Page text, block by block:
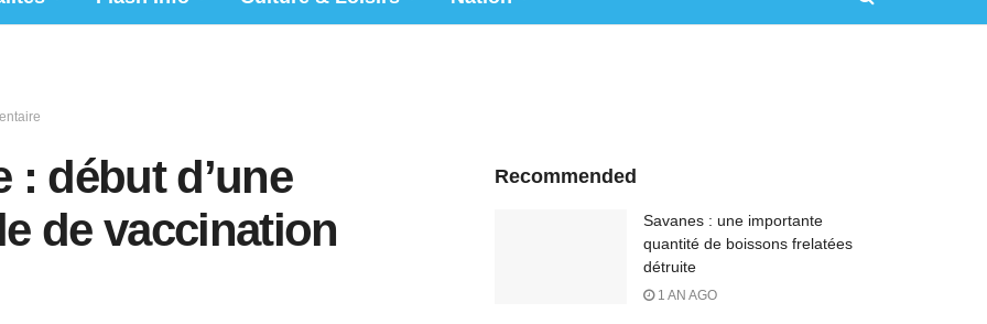
: début d’une
de vaccination
Recommended
Savanes : une importante
quantité de boissons frelatées
détruite
1 AN AGO